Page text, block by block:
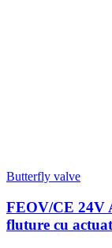
Butterfly valve
FEOV/CE 24V
fluture cu